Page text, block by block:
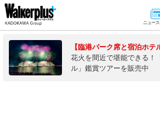
ニュース
【臨港パーク席と宿泊ホテ
花火を間近で堪能できる！
ル」鑑賞ツアーを販売中